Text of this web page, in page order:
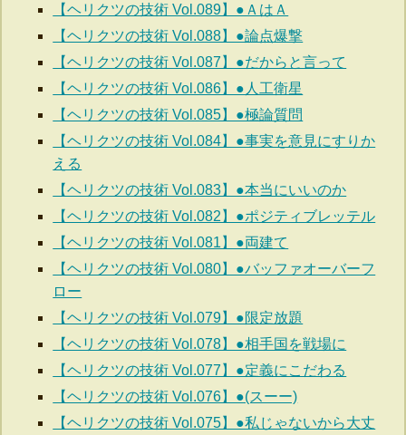
【ヘリクツの技術 Vol.089】●ＡはＡ
【ヘリクツの技術 Vol.088】●論点爆撃
【ヘリクツの技術 Vol.087】●だからと言って
【ヘリクツの技術 Vol.086】●人工衛星
【ヘリクツの技術 Vol.085】●極論質問
【ヘリクツの技術 Vol.084】●事実を意見にすりか
える
【ヘリクツの技術 Vol.083】●本当にいいのか
【ヘリクツの技術 Vol.082】●ポジティブレッテル
【ヘリクツの技術 Vol.081】●両建て
【ヘリクツの技術 Vol.080】●バッファオーバーフ
ロー
【ヘリクツの技術 Vol.079】●限定放題
【ヘリクツの技術 Vol.078】●相手国を戦場に
【ヘリクツの技術 Vol.077】●定義にこだわる
【ヘリクツの技術 Vol.076】●(スーー)
【ヘリクツの技術 Vol.075】●私じゃないから大丈